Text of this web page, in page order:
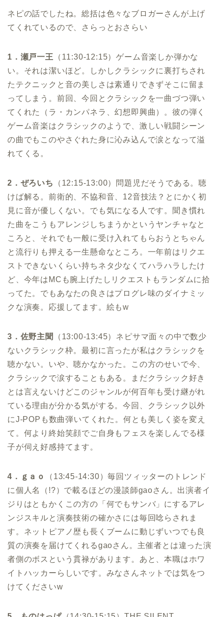
ネピの話でしたね。総括は色々なブロガーさんが上げ
てくれているので、さらっとおさらい
1．瀬戸一王 （11:30-12:15）ゲーム音楽しか弾かな
い。それは潔いほど。しかしクラシックに裏打ちされ
たテクニックと音の美しさは素通りできずそこに留ま
ってしまう。前回、今回とクラシックを一曲づつ弾い
てくれた（ラ・カンパネラ、幻想即興曲）。彼の弾く
ゲーム音楽はクラシックのようで、激しい戦闘シーン
の曲でもこのやさぐれた身に沁み込んで涙となって溢
れてくる。
2．ぜろいち
（12:15-13:00）問題児だそうである。聴
けば解る。前衛的、不協和音、12音技法？とにかく初
見に音が優しくない。でも気になる人です。聞き慣れ
た曲をこうもアレンジしちまうかというヤンチャなと
ころと、それでも一般に受け入れてもらおうとちゃん
と流行りも押える一生懸命なところ。一年前はリクエ
ストできないくらい持ちネタ少なくてハラハラしたけ
ど、今年はMCも腕上げたしリクエストもランダムに拾
ってた。でもあなたの良さはプログレ味のダイナミッ
クな演奏。応援してます。絵もw
3．佐野主聞
（13:00-13:45）ネピサマ面々の中で数少
ないクラシック枠。最初に言ったが私はクラシックを
聴かない。いや、聴かなかった。この方のせいで今、
クラシックで涙することもある。まだクラシック好き
とは言えないけどこのジャンルが何百年も受け継がれ
ている理由が分かる気がする。今回、クラシック以外
にJ-POPも数曲弾いてくれた。何とも美しく姿を変え
て。何より終始笑顔でご自身もフェスを楽しんでる様
子が伺え好感持てます。
4．ｇａｏ
（13:45-14:30）毎回ツィッターのトレンド
に個人名（!?）で載るほどの漫談師gaoさん。出演者イ
ジりはともかくこの方の「何でもサンバ」にするアレ
ンジスキルと演奏技術の確かさには毎回唸らされま
す。ネットピアノ歴も長くブームに動じずいつでも良
質の演奏を届けてくれるgaoさん。主催者とは違った演
者側のボスという貫禄があります。あと、本職はホワ
イトハッカーらしいです。みなさんネットでは気をつ
けてくださいw